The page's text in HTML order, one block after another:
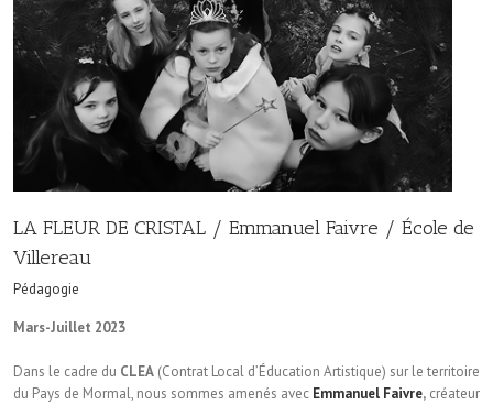
LA FLEUR DE CRISTAL / Emmanuel Faivre / École de
Villereau
Pédagogie
Mars-Juillet 2023
Dans le cadre du CLEA (Contrat Local d’Éducation Artistique) sur le territoire
du Pays de Mormal, nous sommes amenés avec Emmanuel Faivre, créateur